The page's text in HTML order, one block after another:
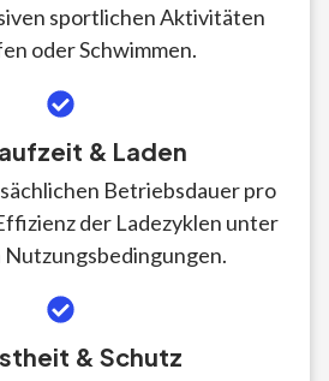
sportlichen Aktivitäten
oder Schwimmen.
& Laden
Betriebsdauer pro
der Ladezyklen unter
& Schutz